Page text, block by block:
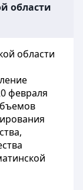
области
области
февраля